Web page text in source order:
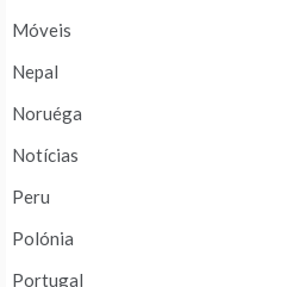
Móveis
Nepal
Noruéga
Notícias
Peru
Polónia
Portugal